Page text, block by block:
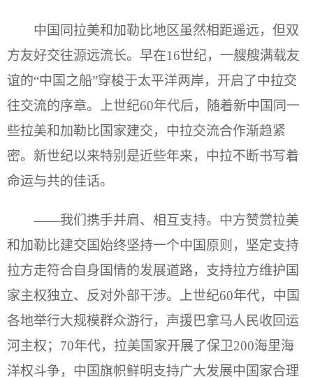
中国同拉美和加勒比地区虽然相距遥远，但双
方友好交往源远流长。早在16世纪，一艘艘满载友
谊的“中国之船”穿梭于太平洋两岸，开启了中拉交
往交流的序章。上世纪60年代后，随着新中国同一
些拉美和加勒比国家建交，中拉交流合作渐趋紧
密。新世纪以来特别是近些年来，中拉不断书写着
命运与共的佳话。
——我们携手并肩、相互支持。中方赞赏拉美
和加勒比建交国始终坚持一个中国原则，坚定支持
拉方走符合自身国情的发展道路，支持拉方维护国
家主权独立、反对外部干涉。上世纪60年代，中国
各地举行大规模群众游行，声援巴拿马人民收回运
河主权；70年代，拉美国家开展了保卫200海里海
洋权斗争，中国旗帜鲜明支持广大发展中国家合理